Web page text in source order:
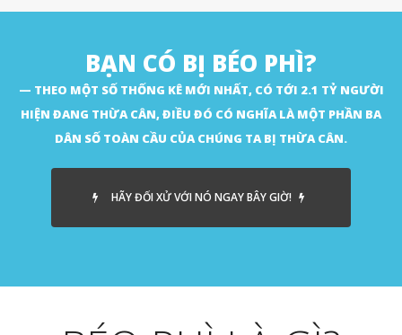
BẠN CÓ BỊ BÉO PHÌ?
THEO MỘT SỐ THỐNG KÊ MỚI NHẤT, CÓ TỚI 2.1 TỶ NGƯỜI
HIỆN ĐANG THỪA CÂN, ĐIỀU ĐÓ CÓ NGHĨA LÀ MỘT PHẦN BA
DÂN SỐ TOÀN CẦU CỦA CHÚNG TA BỊ THỪA CÂN.
HÃY ĐỐI XỬ VỚI NÓ NGAY BÂY GIỜ!